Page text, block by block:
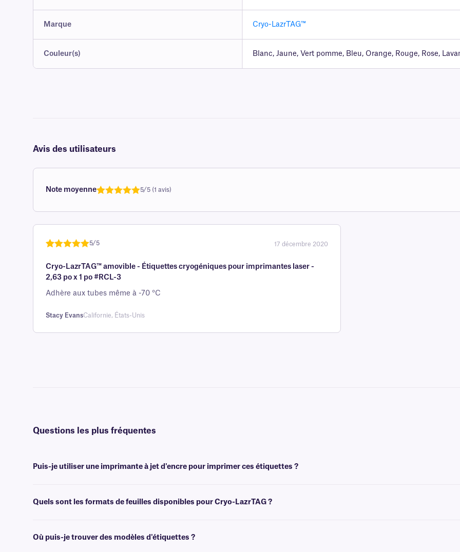
Marque Cryo-LazrTAG™
Couleur(s) Blanc, Jaune, Vert pomme, Bleu, Orange, Rouge, Rose,
Avis des utilisateurs
Note moyenne
sur 5
basée sur
avis client
5/5 (1 avis)
5 sur la
base d'
évaluation
5/5 17 décembre 2020
Cryo-LazrTAG™ amovible - Étiquettes cryogéniques pour imprimantes laser -
2,63 po x 1 po #RCL-3
Adhère aux tubes même à -70 °C
Stacy EvansCalifornie, États-Unis
Questions les plus fréquentes
Puis-je utiliser une imprimante à jet d'encre pour imprimer ces étiquettes ?
Quels sont les formats de feuilles disponibles pour Cryo-LazrTAG ?
Où puis-je trouver des modèles d'étiquettes ?